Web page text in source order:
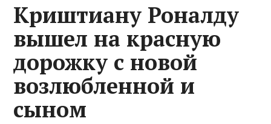
Криштиану Роналду
вышел на красную
дорожку с новой
возлюбленной и
сыном